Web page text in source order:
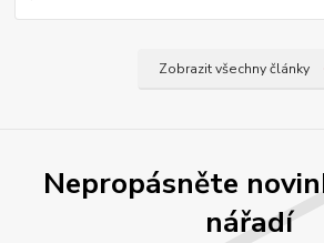
Zobrazit všechny články
Nepropásněte
nářadí